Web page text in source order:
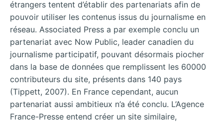
étrangers tentent d’établir des partenariats afin de
pouvoir utiliser les contenus issus du journalisme en
réseau. Associated Press a par exemple conclu un
partenariat avec Now Public, leader canadien du
journalisme participatif, pouvant désormais piocher
dans la base de données que remplissent les 60000
contributeurs du site, présents dans 140 pays
(Tippett, 2007). En France cependant, aucun
partenariat aussi ambitieux n’a été conclu. L’Agence
France-Presse entend créer un site similaire,